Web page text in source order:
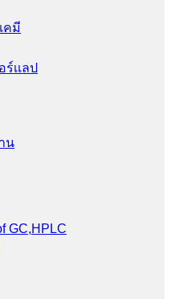
คมี
เเลป
น
GC,HPLC